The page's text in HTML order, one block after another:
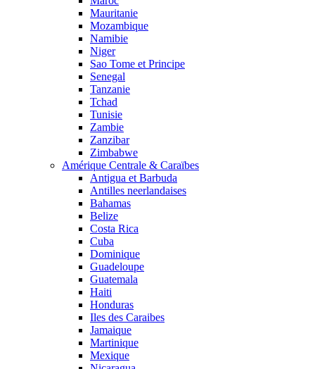
Mauritanie
Mozambique
Namibie
Niger
Sao Tome et Principe
Senegal
Tanzanie
Tchad
Tunisie
Zambie
Zanzibar
Zimbabwe
Amérique Centrale & Caraïbes
Antigua et Barbuda
Antilles neerlandaises
Bahamas
Belize
Costa Rica
Cuba
Dominique
Guadeloupe
Guatemala
Haiti
Honduras
Iles des Caraibes
Jamaique
Martinique
Mexique